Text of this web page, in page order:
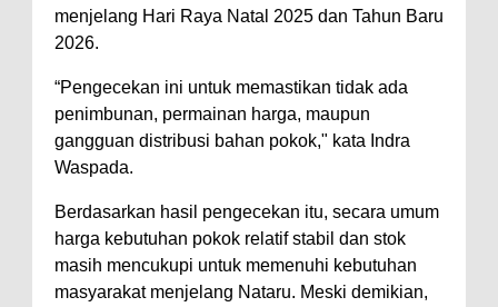
menjelang Hari Raya Natal 2025 dan Tahun Baru
2026.
“Pengecekan ini untuk memastikan tidak ada
penimbunan, permainan harga, maupun
gangguan distribusi bahan pokok," kata Indra
Waspada.
Berdasarkan hasil pengecekan itu, secara umum
harga kebutuhan pokok relatif stabil dan stok
masih mencukupi untuk memenuhi kebutuhan
masyarakat menjelang Nataru. Meski demikian,